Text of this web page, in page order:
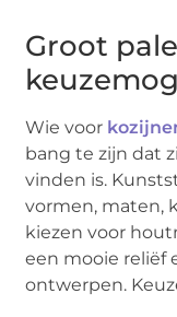
Groot
Wie voor
bang te zijn dat
vinden is.
vormen, maten,
kiezen voor
een mooie reliëf
ontwerpen.